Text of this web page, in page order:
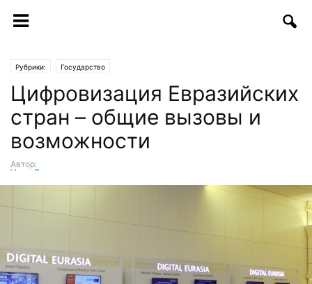
Рубрики: Государство
Цифровизация Евразийских
стран – общие вызовы и
возможности
Автор:
Илья Левчук